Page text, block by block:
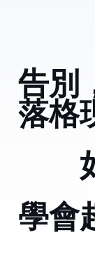
告別
落格
學會